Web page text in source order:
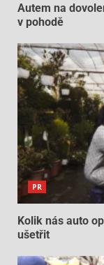
Autem na
v pohodě
PR
Kolik nás auto
ušetřit